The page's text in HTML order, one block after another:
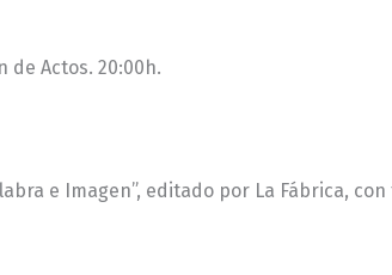
de Actos. 20:00h.
e Imagen”, editado por La Fábrica,